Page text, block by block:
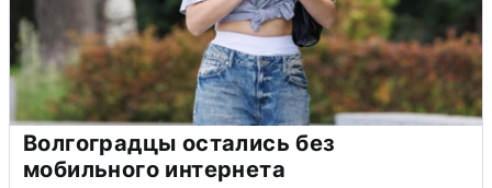
Волгоградцы остались без
мобильного интернета